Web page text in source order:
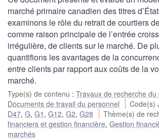
marché primaire canadien des titres
examinons le rôle du retrait de courtiers
comme raison principale de l’entrée
irrégulière, de clients sur le marché. De
quantifions les avantages de la
entre clients par rapport aux coûts de la
marché.
Type(s) de contenu : Travaux de recherche du
Documents de travail du personnel
Code(s)
D47, G, G1 , G12, G2, G28 Thème(s) de
financiers et gestion financière, Gestion
marchés